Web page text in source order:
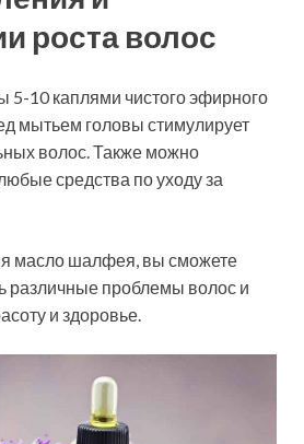
роста волос
5-10 каплями чистого эфирного
мытьем головы стимулирует
волос. Также можно
средства по уходу за
масло шалфея, вы сможете
различные проблемы волос и
и здоровье.